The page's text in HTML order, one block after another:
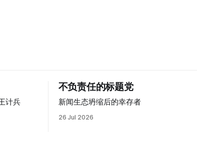
计兵
不负责任的标题党
新闻生态坍缩后的幸存者
26 Jul 2026